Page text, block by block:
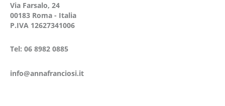
Via Farsalo, 24
00183 Roma - Italia
P.IVA 12627341006
Tel: 06 8982 0885
info@annafranciosi.it